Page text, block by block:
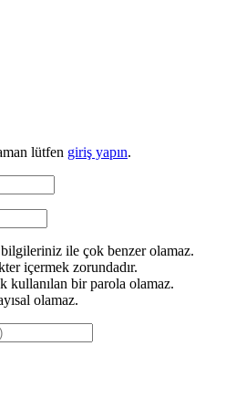
lütfen giriş yapın.
ile çok benzer olamaz.
içermek zorundadır.
kullanılan bir parola olamaz.
olamaz.